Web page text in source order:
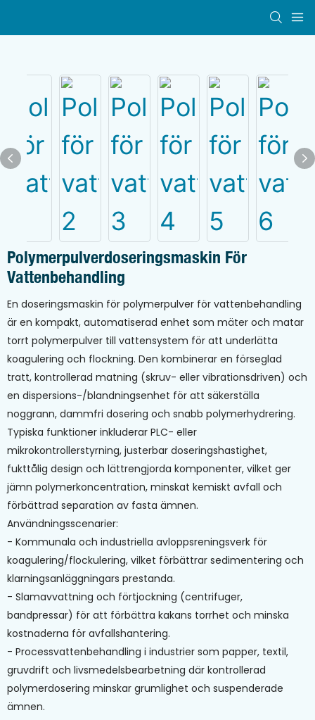
Polymerpulverdoseringsmaskin För
Vattenbehandling
En doseringsmaskin för polymerpulver för vattenbehandling
är en kompakt, automatiserad enhet som mäter och matar
torrt polymerpulver till vattensystem för att underlätta
koagulering och flockning. Den kombinerar en förseglad
tratt, kontrollerad matning (skruv- eller vibrationsdriven) och
en dispersions-/blandningsenhet för att säkerställa
noggrann, dammfri dosering och snabb polymerhydrering.
Typiska funktioner inkluderar PLC- eller
mikrokontrollerstyrning, justerbar doseringshastighet,
fukttålig design och lättrengjorda komponenter, vilket ger
jämn polymerkoncentration, minskat kemiskt avfall och
förbättrad separation av fasta ämnen.
Användningsscenarier:
- Kommunala och industriella avloppsreningsverk för
koagulering/flockulering, vilket förbättrar sedimentering och
klarningsanläggningars prestanda.
- Slamavvattning och förtjockning (centrifuger,
bandpressar) för att förbättra kakans torrhet och minska
kostnaderna för avfallshantering.
- Processvattenbehandling i industrier som papper, textil,
gruvdrift och livsmedelsbearbetning där kontrollerad
polymerdosering minskar grumlighet och suspenderade
ämnen.